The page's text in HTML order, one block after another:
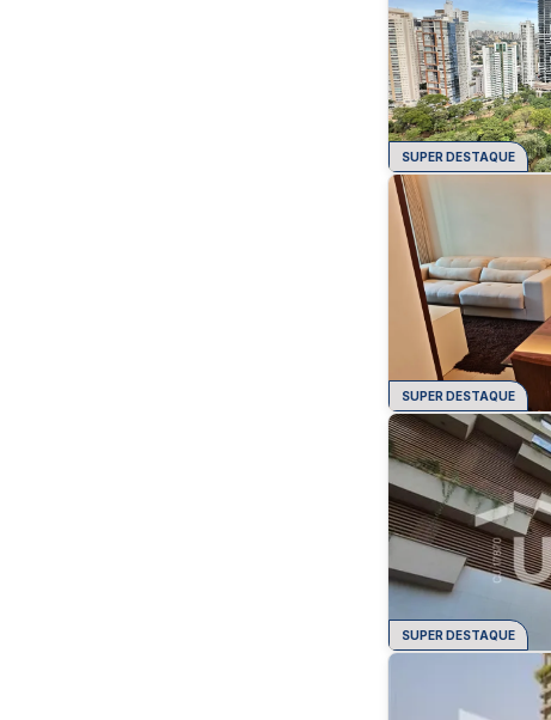
SUPER DESTAQUE
SUPER DESTAQUE
SUPER DESTAQUE